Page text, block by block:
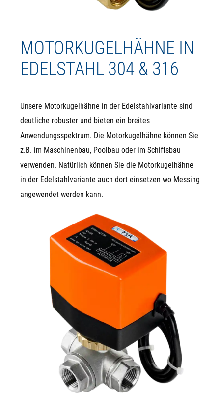
MOTORKUGELHÄHNE IN
EDELSTAHL 304 & 316
Unsere Motorkugelhähne in der Edelstahlvariante sind
deutliche robuster und bieten ein breites
Anwendungsspektrum. Die Motorkugelhähne können Sie
z.B. im Maschinenbau, Poolbau oder im Schiffsbau
verwenden. Natürlich können Sie die Motorkugelhähne
in der Edelstahlvariante auch dort einsetzen wo Messing
angewendet werden kann.